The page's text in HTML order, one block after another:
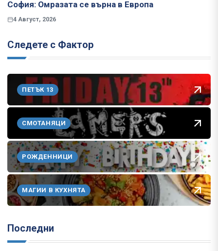
София: Омразата се върна в Европа
4 Август, 2026
Следете с Фактор
ПЕТЪК 13
СМОТАНЯЦИ
РОЖДЕННИЦИ
МАГИИ В КУХНЯТА
Последни